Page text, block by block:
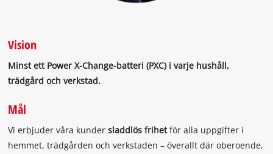
Vision
Minst ett Power X-Change-batteri (PXC) i varje hushåll,
trädgård och verkstad.
Mål
Vi erbjuder våra kundersladdlös frihetför alla uppgifter i
hemmet, trädgården och verkstaden – överallt där oberoende,